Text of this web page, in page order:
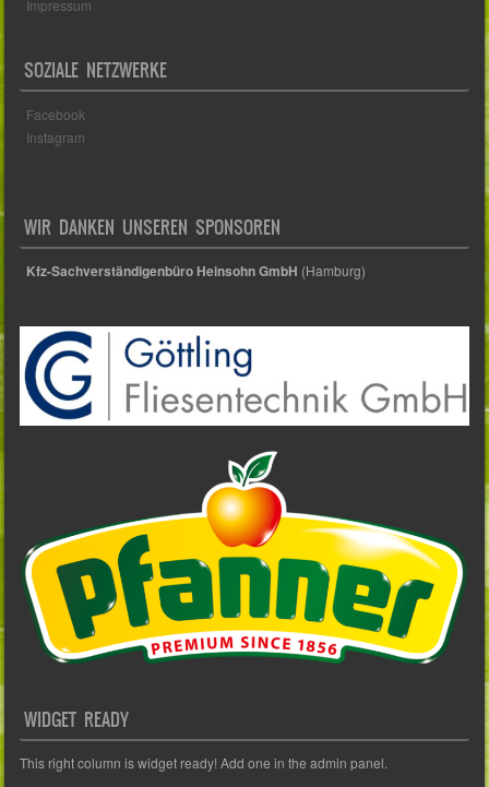
Impressum
SOZIALE NETZWERKE
Facebook
Instagram
WIR DANKEN UNSEREN SPONSOREN
Kfz-Sachverständigenbüro Heinsohn GmbH (Hamburg)
WIDGET READY
This right column is widget ready! Add one in the admin panel.